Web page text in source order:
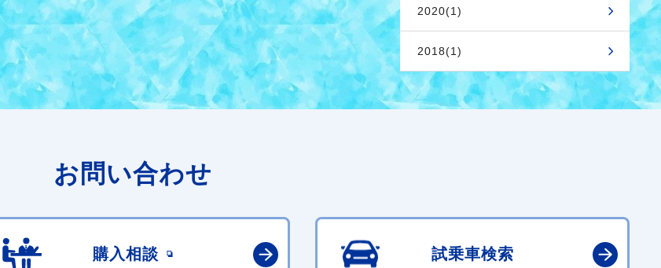
2020(1)
2018(1)
お問い合わせ
購入相談 試乗車検索